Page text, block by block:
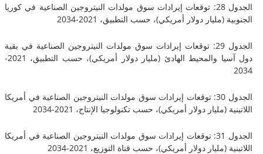
الجدول 28: توقعات إيرادات سوق مولدات النيتروجين الصناعية في كوريا
(مليار دولار أمريكي)، حسب التطبيق، 2021-2034
الجدول 29: توقعات إيرادات سوق مولدات النيتروجين الصناعية في بقية
دول آسيا والمحيط الهادئ (مليار دولار أمريكي)، حسب التطبيق، 2021-
الجدول 30: توقعات إيرادات سوق مولدات النيتروجين الصناعية في أمريكا
(مليار دولار أمريكي)، حسب تكنولوجيا الإنتاج، 2021-2034
الجدول 31: توقعات إيرادات سوق مولدات النيتروجين الصناعية في أمريكا
(مليار دولار أمريكي)، حسب قناة التوزيع، 2021-2034